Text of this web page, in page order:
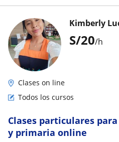
S/20/h
Kimberly
Clases on line
Todos los cursos
Clases particulares
y primaria online